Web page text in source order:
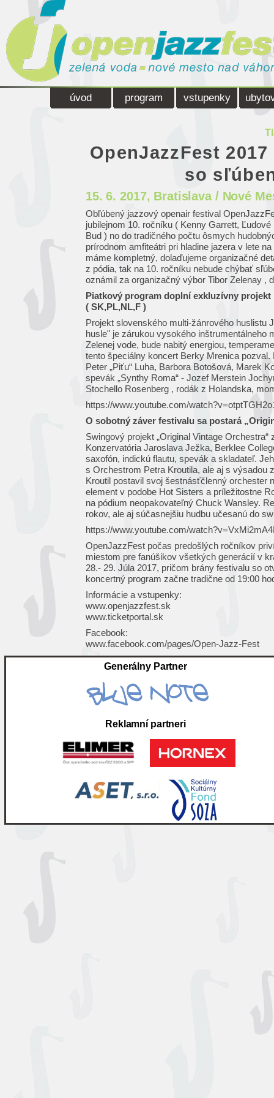
úvod program vstupenky
OpenJazzFest
so
15. 6. 2017, Bratislava / Nové
Obľúbený jazzový openair festival
jubilejnom 10. ročníku ( Kenny Garrett,
Bud ) no do tradičného počtu ôsmych
prírodnom amfiteátri pri hladine jazera v lete
máme kompletný, dolaďujeme organizačné
z pódia, tak na 10. ročníku nebude chýbať
oznámil za organizačný výbor Tibor Zelenay ,
Piatkový program doplní exkluzívny
( SK,PL,NL,F )
Projekt slovenského multi-žánrového huslistu
husle" je zárukou vysokého inštrumentálneho
Zelenej vode, bude nabitý energiou,
tento špeciálny koncert Berky Mrenica
Peter „Piťu“ Luha, Barbora Botošová, Marek
spevák „Synthy Roma“ - Jozef Merstein
Stochello Rosenberg , rodák z Holandska,
https://www.youtube.com/
O sobotný záver festivalu sa postará
Swingový projekt „Original Vintage
Konzervatória Jaroslava Ježka, Berklee
saxofón, indickú flautu, spevák a skladateľ.
s Orchestrom Petra Kroutila, ale aj s výsadou
Kroutil postavil svoj šestnásťčlenný orchester
element v podobe Hot Sisters a príležitostne
na pódium neopakovateľný Chuck Wansley.
rokov, ale aj súčasnejšiu hudbu učesanú do
https://www.youtube.com/
OpenJazzFest počas predošlých ročníkov
miestom pre fanúšikov všetkých generácií v
28.- 29. Júla 2017, pričom brány festivalu so
koncertný program začne tradične od 19:00
Informácie a vstupenky:
www.openjazzfest.sk
www.ticketportal.sk
Facebook:
www.facebook.com/pages/Open-Jazz-Fest
Generálny Partner
Reklamní partneri